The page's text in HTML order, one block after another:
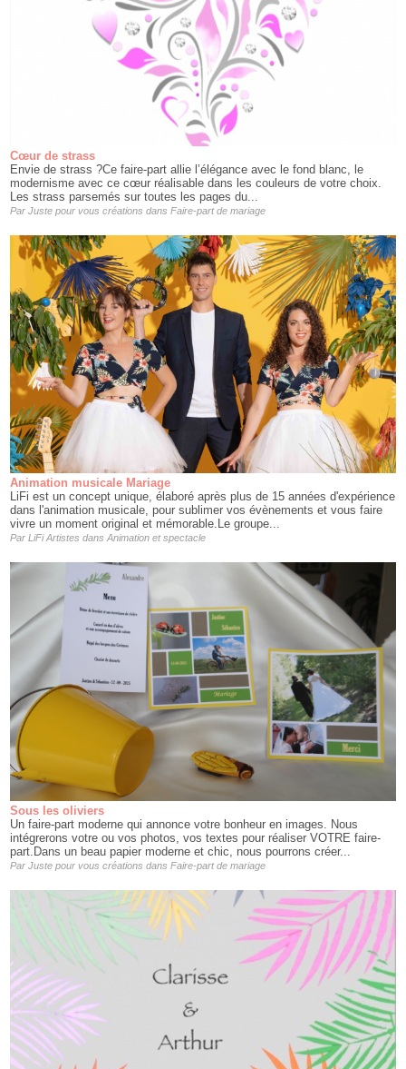
Cœur de strass
Envie de strass ?Ce faire-part allie l’élégance avec le fond blanc, le
modernisme avec ce cœur réalisable dans les couleurs de votre choix.
Les strass parsemés sur toutes les pages du...
Par Juste pour vous créations dans Faire-part de mariage
Animation musicale Mariage
LiFi est un concept unique, élaboré après plus de 15 années d'expérience
dans l'animation musicale, pour sublimer vos évènements et vous faire
vivre un moment original et mémorable.Le groupe...
Par LiFi Artistes dans Animation et spectacle
Sous les oliviers
Un faire-part moderne qui annonce votre bonheur en images. Nous
intégrerons votre ou vos photos, vos textes pour réaliser VOTRE faire-
part.Dans un beau papier moderne et chic, nous pourrons créer...
Par Juste pour vous créations dans Faire-part de mariage